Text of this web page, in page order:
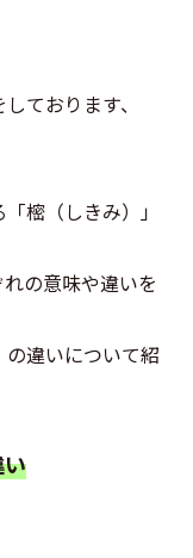
ております、
樒（しきみ）」
の意味や違いを
違いについて紹